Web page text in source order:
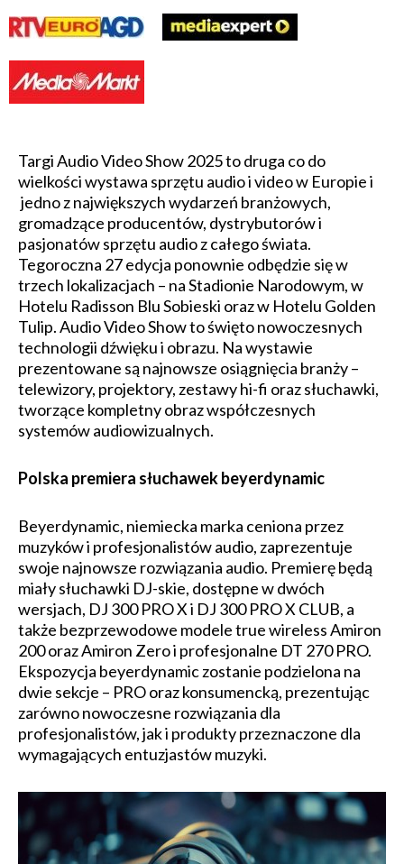
Targi Audio Video Show 2025 to druga co do
wielkości wystawa sprzętu audio i video w Europie i
jedno z największych wydarzeń branżowych,
gromadzące producentów, dystrybutorów i
pasjonatów sprzętu audio z całego świata.
Tegoroczna 27 edycja ponownie odbędzie się w
trzech lokalizacjach – na Stadionie Narodowym, w
Hotelu Radisson Blu Sobieski oraz w Hotelu Golden
Tulip. Audio Video Show to święto nowoczesnych
technologii dźwięku i obrazu. Na wystawie
prezentowane są najnowsze osiągnięcia branży –
telewizory, projektory, zestawy hi-fi oraz słuchawki,
tworzące kompletny obraz współczesnych
systemów audiowizualnych.
Polska premiera słuchawek beyerdynamic
Beyerdynamic, niemiecka marka ceniona przez
muzyków i profesjonalistów audio, zaprezentuje
swoje najnowsze rozwiązania audio. Premierę będą
miały słuchawki DJ-skie, dostępne w dwóch
wersjach, DJ 300 PRO X i DJ 300 PRO X CLUB, a
także bezprzewodowe modele true wireless Amiron
200 oraz Amiron Zero i profesjonalne DT 270 PRO.
Ekspozycja beyerdynamic zostanie podzielona na
dwie sekcje – PRO oraz konsumencką, prezentując
zarówno nowoczesne rozwiązania dla
profesjonalistów, jak i produkty przeznaczone dla
wymagających entuzjastów muzyki.